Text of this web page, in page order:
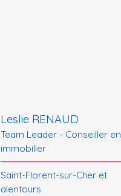
Leslie RENAUD
Team Leader - Conseiller en
immobilier
Saint-Florent-sur-Cher et
alentours